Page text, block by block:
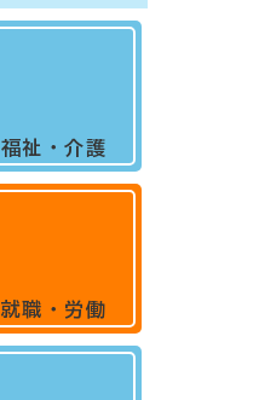
福祉・介護
就職・労働